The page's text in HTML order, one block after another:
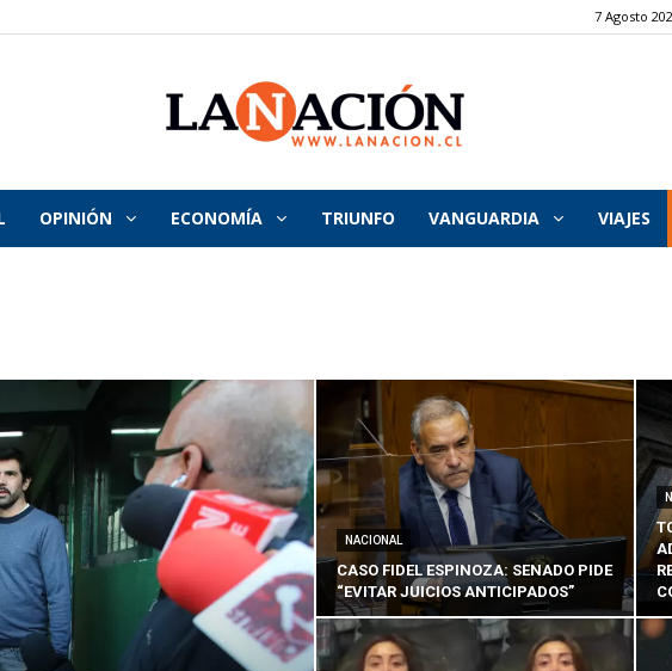
7 Agosto
La
Nación
OPINIÓN ECONOMÍA TRIUNFO VANGUARDIA VIAJES
NACIONAL
CASO FIDEL ESPINOZA: SENADO PIDE
“EVITAR JUICIOS ANTICIPADOS”